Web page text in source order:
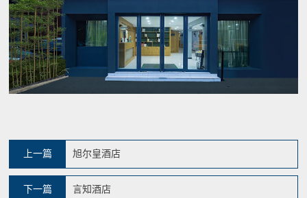
上一篇 旭尔皇酒店
言知酒店
下一篇